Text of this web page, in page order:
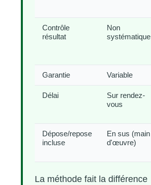
Contrôle
résultat
Non
systématique
Garantie Variable
Délai
Sur rendez-
vous
Dépose/repose
incluse
En sus (main
d'œuvre)
La méthode fait la différence